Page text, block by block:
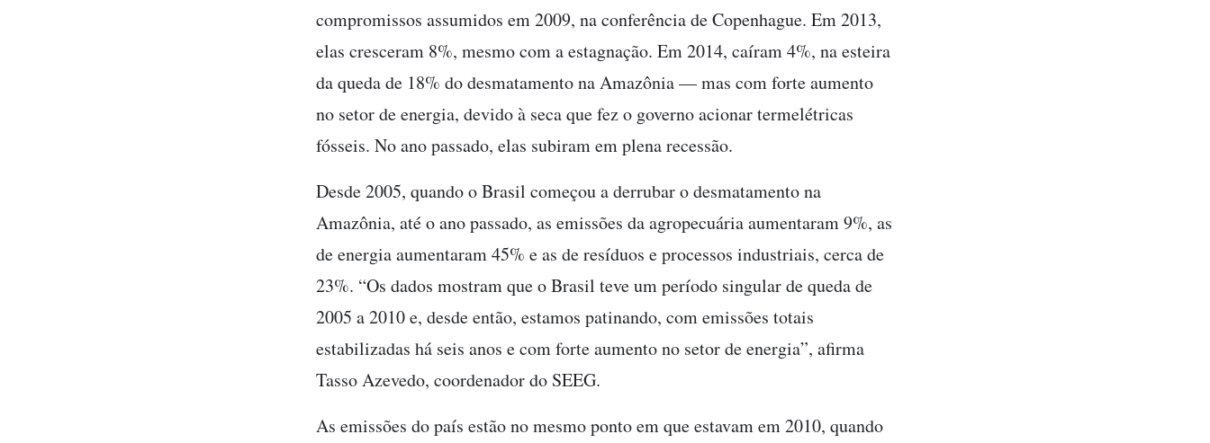
compromissos assumidos em 2009, na conferência de Copenhague. Em 2013,
elas cresceram 8%, mesmo com a estagnação. Em 2014, caíram 4%, na esteira
da queda de 18% do desmatamento na Amazônia — mas com forte aumento
no setor de energia, devido à seca que fez o governo acionar termelétricas
fósseis. No ano passado, elas subiram em plena recessão.
Desde 2005, quando o Brasil começou a derrubar o desmatamento na
Amazônia, até o ano passado, as emissões da agropecuária aumentaram 9%, as
de energia aumentaram 45% e as de resíduos e processos industriais, cerca de
23%. “Os dados mostram que o Brasil teve um período singular de queda de
2005 a 2010 e, desde então, estamos patinando, com emissões totais
estabilizadas há seis anos e com forte aumento no setor de energia”, afirma
Tasso Azevedo, coordenador do SEEG.
As emissões do país estão no mesmo ponto em que estavam em 2010, quando